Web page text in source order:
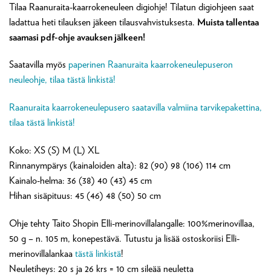
Tilaa Raanuraita-kaarrokeneuleen digiohje! Tilatun digiohjeen saat
ladattua heti tilauksen jäkeen tilausvahvistuksesta. Muista tallentaa
saamasi pdf-ohje avauksen jälkeen!
Saatavilla myös paperinen Raanuraita kaarrokeneulepuseron
neuleohje, tilaa tästä linkistä!
Raanuraita kaarrokeneulepusero saatavilla valmiina tarvikepakettina,
tilaa tästä linkistä!
Koko: XS (S) M (L) XL
Rinnanympärys (kainaloiden alta): 82 (90) 98 (106) 114 cm
Kainalo-helma: 36 (38) 40 (43) 45 cm
Hihan sisäpituus: 45 (46) 48 (50) 50 cm
Ohje tehty Taito Shopin Elli-merinovillalangalle: 100%merinovillaa,
50 g – n. 105 m, konepestävä. Tutustu ja lisää ostoskoriisi Elli-
merinovillalankaa tästä linkistä!
Neuletiheys: 20 s ja 26 krs = 10 cm sileää neuletta